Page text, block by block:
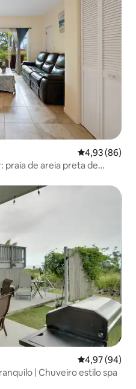
4,93 de uma
4,93 (86)
praia de areia preta de
4,97 de uma
4,97 (94)
| Chuveiro estilo spa